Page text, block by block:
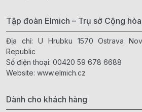
Tập đoàn Elmich – Trụ sở Cộng
Địa chỉ: U Hrubku 1570 Ostrava
Republic
Số điện thoại: 00420 59 678 6688
Website: www.elmich.cz
Dành cho khách hàng